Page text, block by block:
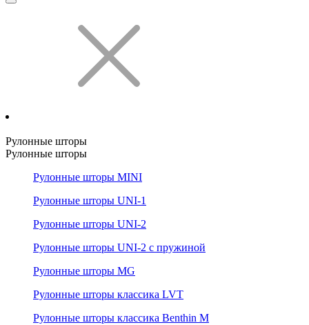
Рулонные шторы
Рулонные шторы
Рулонные шторы MINI
Рулонные шторы UNI-1
Рулонные шторы UNI-2
Рулонные шторы UNI-2 с пружиной
Рулонные шторы MG
Рулонные шторы классика LVT
Рулонные шторы классика Benthin M